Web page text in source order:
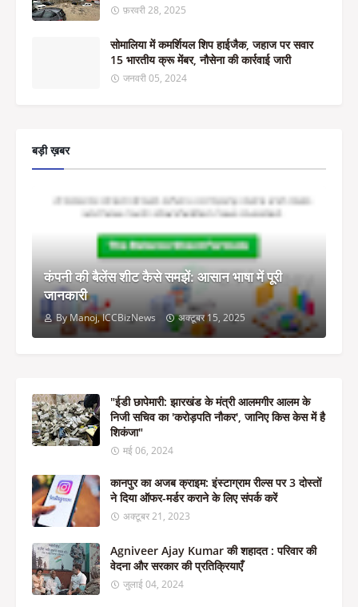
फ़रवरी 28, 2025
सोमालिया में कमर्शियल शिप हाईजैक, जहाज पर सवार
15 भारतीय क्रू मेंबर, नौसेना की कार्रवाई जारी
जनवरी 05, 2024
बड़ी ख़बर
कंपनी की बैलेंस शीट कैसे समझें: आसान भाषा में पूरी
जानकारी
By Manoj, ICCBizNews अक्टूबर 15, 2025
"ईडी छापेमारी: झारखंड के मंत्री आलमगीर आलम के
निजी सचिव का 'करोड़पति नौकर', जानिए किस केस में है
शिकंजा"
मई 06, 2024
कानपुर का अजब क्राइम: इंस्टाग्राम रील्स पर 3 दोस्तों
ने दिया ऑफर-मर्डर कराने के लिए संपर्क करें
अक्टूबर 21, 2023
Agniveer Ajay Kumar की शहादत : परिवार की
वेदना और सरकार की प्रतिक्रियाएँ
जुलाई 04, 2024